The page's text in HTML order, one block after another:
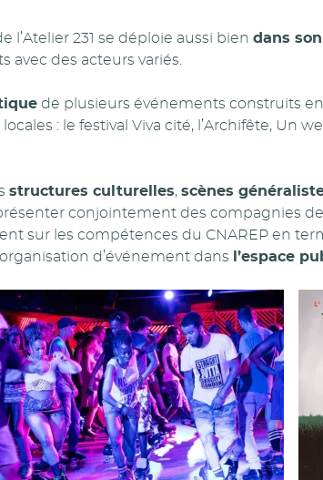
l’Atelier 231 se déploie aussi bien dans
avec des acteurs variés.
de plusieurs événements construits en
: le festival Viva cité, l’Archifête, Un
structures culturelles, scènes
conjointement des compagnies
sur les compétences du CNAREP en
d’événement dans
l’espace